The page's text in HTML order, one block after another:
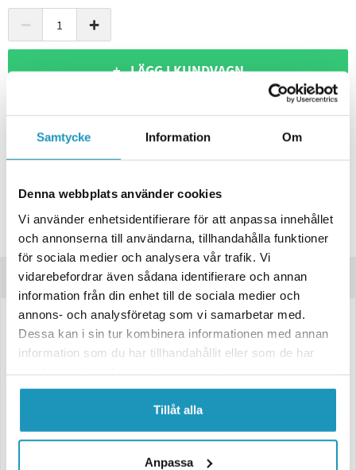
Samtycke Information Om
Denna webbplats använder cookies
Vi använder enhetsidentifierare för att anpassa innehållet
och annonserna till användarna, tillhandahålla funktioner
för sociala medier och analysera vår trafik. Vi
vidarebefordrar även sådana identifierare och annan
information från din enhet till de sociala medier och
annons- och analysföretag som vi samarbetar med.
Dessa kan i sin tur kombinera informationen med annan
information som du har tillhandahållit eller som de har
Tillåt alla
Anpassa
− +
+ LÄGG I KUNDVAGN
BUTIKSLAGER
I LAGER
Lägsta pris de senaste 30-dagarna:
Frågor om produkten?
Produktinformation
Stänkskärm till släpvagn, utförande: plåt 14 tum Universal bredd=225
mm. Universalskärm som levereras i utsträckt läge. Du anpassar sedan
formen till din släpvagn. Förbockad.
Skärmen kan monteras på både höger och vänster sida. Våra skärmar
är en efter marknads produkt och skall fungera på många olika typer av
släpvagnar, och kan ses som en universalprodukt. Där för kan det vara
svårt att finna en design som liknar din originalskärm. Är detta viktigt
rekommenderar vi att du bryter båda skärmarna för samma utseende.